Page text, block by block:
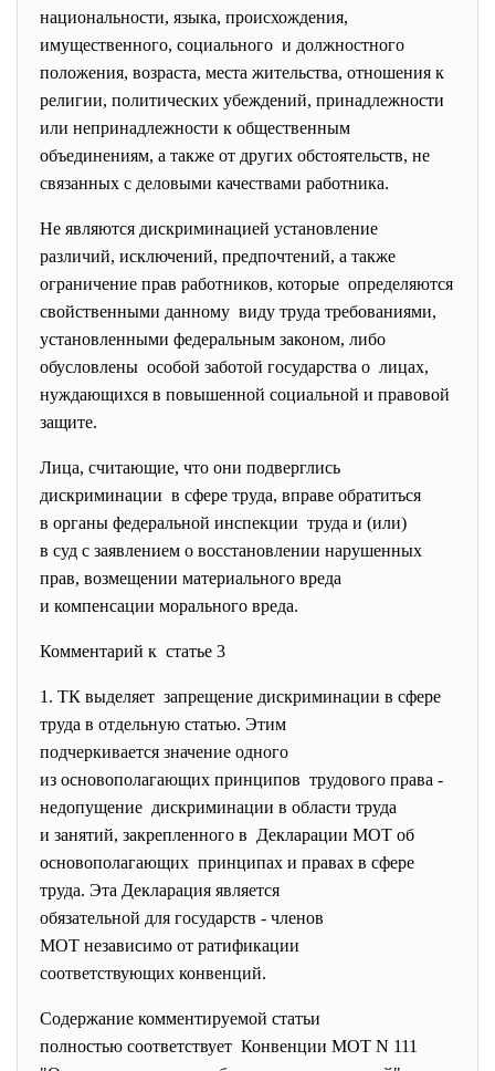
национальности, языка, происхождения,
имущественного, социального и должностного
положения, возраста, места жительства, отношения к
религии, политических убеждений, принадлежности
или непринадлежности к общественным
объединениям, а также от других обстоятельств, не
связанных с деловыми качествами работника.
Не являются дискриминацией установление
различий, исключений, предпочтений, а также
ограничение прав работников, которые определяются
свойственными данному виду труда требованиями,
установленными федеральным законом, либо
обусловлены особой заботой государства о лицах,
нуждающихся в повышенной социальной и правовой
защите.
Лица, считающие, что они подверглись
дискриминации в сфере труда, вправе обратиться
в органы федеральной инспекции труда и (или)
в суд с заявлением о восстановлении нарушенных
прав, возмещении материального вреда
и компенсации морального вреда.
Комментарий к статье 3
1. ТК выделяет запрещение дискриминации в сфере
труда в отдельную статью. Этим
подчеркивается значение одного
из основополагающих принципов трудового права -
недопущение дискриминации в области труда
и занятий, закрепленного в Декларации МОТ об
основополагающих принципах и правах в сфере
труда. Эта Декларация является
обязательной для государств - членов
МОТ независимо от ратификации
соответствующих конвенций.
Содержание комментируемой статьи
полностью соответствует Конвенции МОТ N 111